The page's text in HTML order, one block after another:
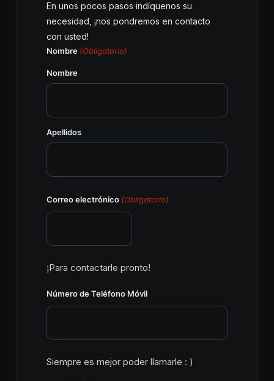
En unos pocos pasos indíquenos su
necesidad, ¡nos pondremos en contacto
con usted!
Nombre (Obligatorio)
Nombre
Apellidos
Correo electrónico (Obligatorio)
¡Para contactarle pronto!
Número de Teléfono Móvil
Siempre es mejor poder llamarle : )